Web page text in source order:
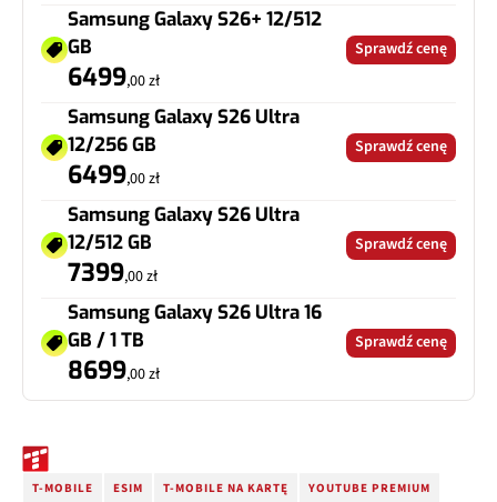
Samsung Galaxy S26+ 12/512
GB
6499,00 zł
Sprawdź cenę
Samsung Galaxy S26 Ultra
12/256 GB
6499,00 zł
Sprawdź cenę
Samsung Galaxy S26 Ultra
12/512 GB
7399,00 zł
Sprawdź cenę
Samsung Galaxy S26 Ultra 16
GB / 1 TB
8699,00 zł
Sprawdź cenę
T-MOBILE ESIM T-MOBILE NA KARTĘ YOUTUBE PREMIUM